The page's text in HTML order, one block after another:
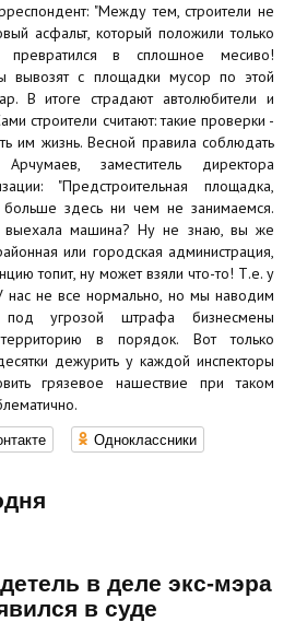
"Между тем, строители не
асфальт, который положили только
в сплошное месиво!
вывозят с площадки мусор по этой
В итоге страдают автолюбители и
строители считают: такие проверки -
им жизнь. Весной правила соблюдать
заместитель директора
"Предстроительная площадка,
больше здесь ни чем не занимаемся.
выехала машина? Ну не знаю, вы же
или городская администрация,
топит, ну может взяли что-то! Т.е. у
нас не все нормально, но мы наводим
угрозой штрафа бизнесмены
в порядок. Вот только
дежурить у каждой инспекторы
грязевое нашествие при таком
Одноклассники
в деле экс-мэра
в суде